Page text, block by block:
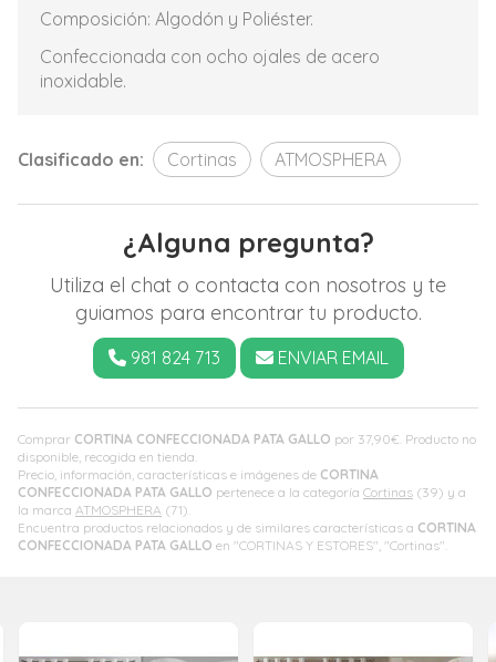
Comprar CORTINA CONFECCIONADA PATA GALLO por 37,90€ . Producto no
disponible, recogida en tienda.
Precio, información, características e imágenes de CORTINA
CONFECCIONADA PATA GALLO pertenece a la categoría Cortinas (39) y a
la marca ATMOSPHERA (71).
Encuentra productos relacionados y de similares características a CORTINA
CONFECCIONADA PATA GALLO en "CORTINAS Y ESTORES", "Cortinas".
Composición: Algodón y Poliéster.
Confeccionada con ocho ojales de acero
inoxidable.
Clasificado en: Cortinas ATMOSPHERA
¿Alguna pregunta?
Utiliza el chat o contacta con nosotros y te
guiamos para encontrar tu producto.
981 824 713 ENVIAR EMAIL